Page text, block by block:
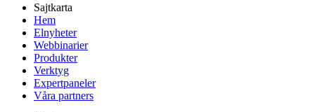
Sajtkarta
Hem
Elnyheter
Webbinarier
Produkter
Verktyg
Expertpaneler
Våra partners